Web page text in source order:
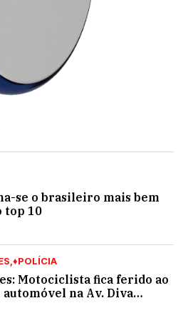
se o brasileiro mais bem
top 10
♦POLÍCIA
Motociclista fica ferido ao
na Av. Diva
tinha CNH